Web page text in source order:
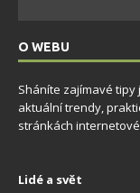
O WEBU
Sháníte zajímavé tipy
aktuální trendy,
stránkách
Lidé a svět